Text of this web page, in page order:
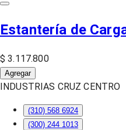
Estantería de
$ 3.117.800
Agregar
INDUSTRIAS CRUZ CENTRO
(310) 568 6924
(300) 244 1013